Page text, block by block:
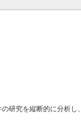
研究を縦断的に分析し、